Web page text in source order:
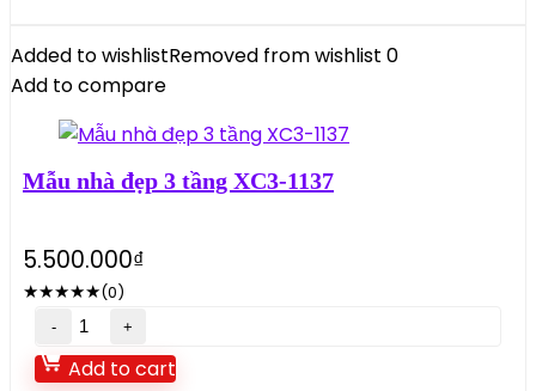
XC2-
11623
quantity
Added to wishlistRemoved from wishlist 0
Add to compare
Mẫu nhà đẹp 3 tầng XC3-1137
5.500.000₫
★★★★★(0)
Mẫu
nhà
đẹp
Add to cart